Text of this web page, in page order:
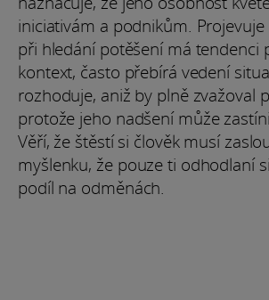
iniciativám a podnikům.
při hledání potěšení má tendenci
kontext, často přebírá vedení
rozhoduje, aniž by plně zvažoval
protože jeho nadšení může
Věří, že štěstí si člověk musí
myšlenku, že pouze ti odhodlaní
podíl na odměnách.